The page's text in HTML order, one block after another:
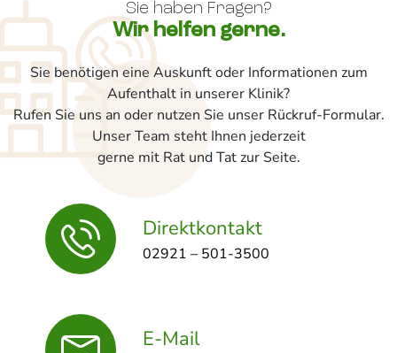
Sie haben Fragen?
Wir helfen gerne.
Sie benötigen eine Auskunft oder Informationen zum
Aufenthalt in unserer Klinik?
Rufen Sie uns an oder nutzen Sie unser Rückruf-Formular.
Unser Team steht Ihnen jederzeit
gerne mit Rat und Tat zur Seite.
Direktkontakt
02921 – 501-3500
E-Mail